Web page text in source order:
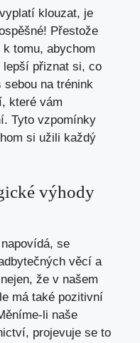
klouzat, je
Přestože
tomu, abychom
lepší přiznat si, co
na trénink
které vám
Tyto vzpomínky
si užili každý
výhody
se
věcí a
že v našem
má také pozitivní
li naše
projevuje se to